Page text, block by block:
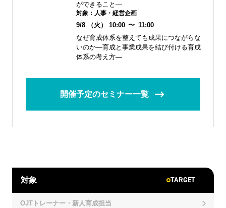
ができること―
対象： 人事・経営企画
9/8 （火） 10:00 〜 11:00
なぜ育成体系を整えても成果につながらな
いのか―育成と事業成果を結び付ける育成
体系の考え方―
開催予定のセミナー一覧
対象 TARGET
OJTトレーナー・新人育成担当